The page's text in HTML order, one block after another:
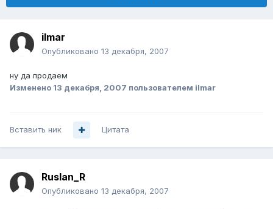
ilmar
Опубликовано 13 декабря, 2007
ну да продаем
Изменено 13 декабря, 2007 пользователем ilmar
Вставить ник Цитата
Ruslan_R
Опубликовано 13 декабря, 2007